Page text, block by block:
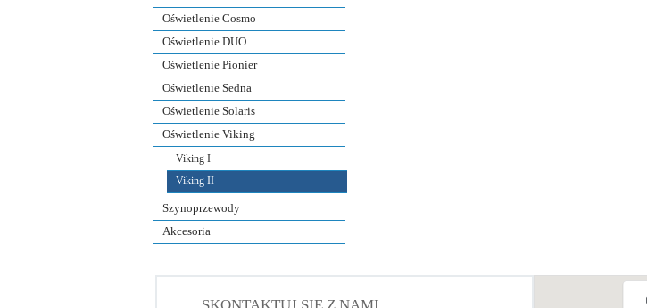
Oświetlenie Cosmo
Oświetlenie DUO
Oświetlenie Pionier
Oświetlenie Sedna
Oświetlenie Solaris
Oświetlenie Viking
Viking I
Viking II
Szynoprzewody
Akcesoria